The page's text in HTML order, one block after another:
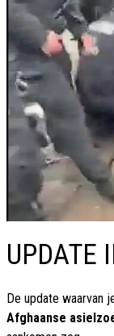
UPDATE
De update waarvan
Afghaanse